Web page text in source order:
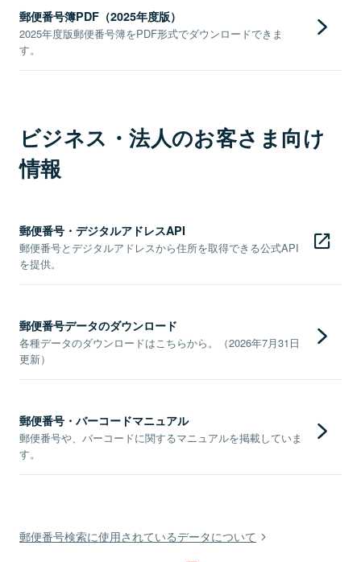
郵便番号簿PDF（2025年度版）
2025年度版郵便番号簿をPDF形式でダウンロードできま
す。
ビジネス・法人のお客さま向け
情報
郵便番号・デジタルアドレスAPI
郵便番号とデジタルアドレスから住所を取得できる公式API
を提供。
郵便番号データのダウンロード
各種データのダウンロードはこちらから。（2026年7月31日
更新）
郵便番号・バーコードマニュアル
郵便番号や、バーコードに関するマニュアルを掲載していま
す。
郵便番号検索に使用されているデータについて